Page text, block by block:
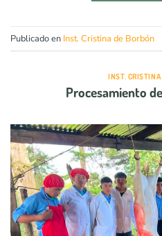
Publicado en Inst. Cristina de Borbón
INST. CRISTINA
Procesamiento